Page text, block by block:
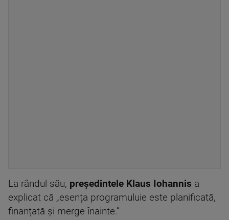
La rândul său, președintele Klaus Iohannis a
explicat că „esența programuluie este planificată,
finanțată și merge înainte.”